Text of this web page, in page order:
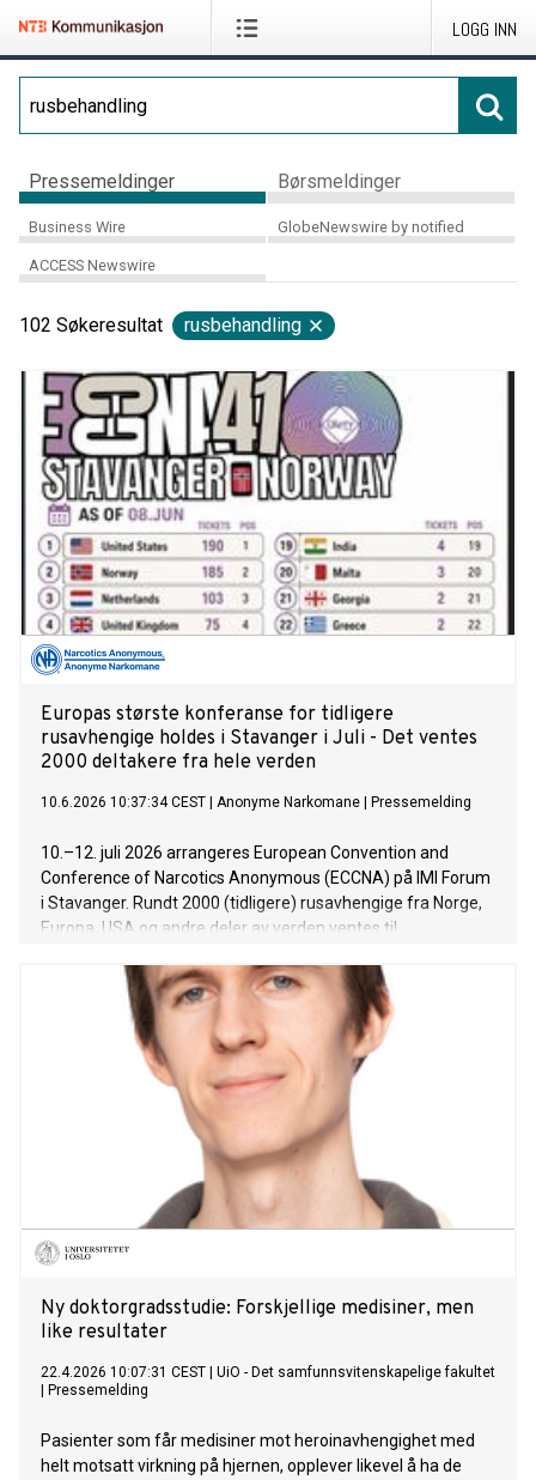
LOGG INN
Pressemeldinger Børsmeldinger
Business Wire GlobeNewswire by notified
ACCESS Newswire
102 Søkeresultat rusbehandling
Europas største konferanse for tidligere
rusavhengige holdes i Stavanger i Juli - Det ventes
2000 deltakere fra hele verden
10.6.2026 10:37:34 CEST Anonyme Narkomane Pressemelding
10.–12. juli 2026 arrangeres European Convention and
Conference of Narcotics Anonymous (ECCNA) på IMI Forum
i Stavanger. Rundt 2000 (tidligere) rusavhengige fra Norge,
Europa, USA og andre deler av verden ventes til
Konferansen samler mennesker som har lagt eller ønsker å
legge rusen bak seg og sammen har funnet en ny måte å
leve på. Gjennom tre dager skal de dele erfaringer, styrke og
håp med hverandre – og vise at det er mulig å komme seg
ut av rusavhengighet og skape en ny og bedre framtid.
Ny doktorgradsstudie: Forskjellige medisiner, men
like resultater
22.4.2026 10:07:31 CEST
UiO - Det samfunnsvitenskapelige fakultet
Pressemelding
Pasienter som får medisiner mot heroinavhengighet med
helt motsatt virkning på hjernen, opplever likevel å ha de